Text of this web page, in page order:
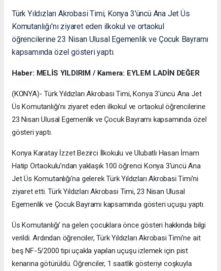
Türk Yıldızları Akrobasi Timi, Konya 3'üncü Ana Jet Üs
Komutanlığı'nı ziyaret eden ilkokul ve ortaokul
öğrencilerine 23 Nisan Ulusal Egemenlik ve Çocuk Bayramı
kapsamında özel gösteri yaptı.
Haber: MELİS YILDIRIM / Kamera: EYLEM LADİN DEĞER
(KONYA)- Türk Yıldızları Akrobasi Timi, Konya 3'üncü Ana Jet
Üs Komutanlığı'nı ziyaret eden ilkokul ve ortaokul öğrencilerine
23 Nisan Ulusal Egemenlik ve Çocuk Bayramı kapsamında özel
gösteri yaptı.
Konya Karatay İzzet Bezirci İlkokulu ve Ulubatlı Hasan İmam
Hatip Ortaokulu’ndan yaklaşık 100 öğrenci Konya 3'üncü Ana
Jet Üs Komutanlığı'na gelerek Türk Yıldızları Akrobasi Timi’ni
ziyaret etti. Türk Yıldızları Akrobasi Timi, 23 Nisan Ulusal
Egemenlik ve Çocuk Bayramı kapsamında gösteri uçuşu yaptı.
Üs Komutanlığı' na gelen çocuklara önce gösteri hakkında bilgi
verildi. Ardından öğrenciler, Türk Yıldızları Akrobasi Timi’ne ait
beş NF-5/2000 tipi uçakla yapılan uçuşu izlemek için pist
kenarına götürüldü. Öğrenciler, 1 saatlik gösteriyi coşkuyla